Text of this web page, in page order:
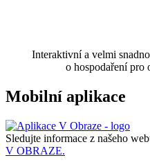
Interaktivní a velmi
o hospodaření pro
Mobilní aplikace
Sledujte informace z našeho
V OBRAZE.